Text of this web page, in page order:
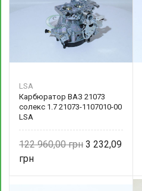
LSA
Карбюратор ВАЗ 21073
солекс 1.7 21073-1107010-00
LSA
122 960,00 3 232,09